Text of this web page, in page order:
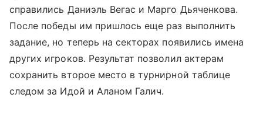
справились Даниэль Вегас и Марго Дьяченкова.
После победы им пришлось еще раз выполнить
задание, но теперь на секторах появились имена
других игроков. Результат позволил актерам
сохранить второе место в турнирной таблице
следом за Идой и Аланом Галич.